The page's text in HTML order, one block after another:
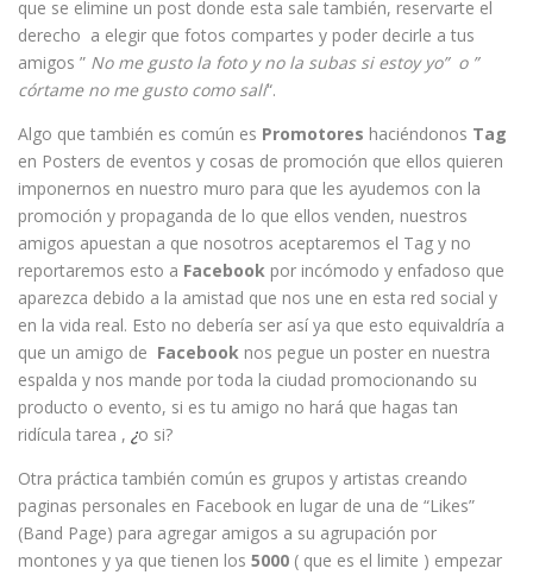
que se elimine un post donde esta sale también, reservarte el
derecho a elegir que fotos compartes y poder decirle a tus
amigos ” No me gusto la foto y no la subas si estoy yo” o ”
córtame no me gusto como salí“.
Algo que también es común es Promotores haciéndonos Tag
en Posters de eventos y cosas de promoción que ellos quieren
imponernos en nuestro muro para que les ayudemos con la
promoción y propaganda de lo que ellos venden, nuestros
amigos apuestan a que nosotros aceptaremos el Tag y no
reportaremos esto a Facebook por incómodo y enfadoso que
aparezca debido a la amistad que nos une en esta red social y
en la vida real. Esto no debería ser así ya que esto equivaldría a
que un amigo de Facebook nos pegue un poster en nuestra
espalda y nos mande por toda la ciudad promocionando su
producto o evento, si es tu amigo no hará que hagas tan
ridícula tarea , ¿o si?
Otra práctica también común es grupos y artistas creando
paginas personales en Facebook en lugar de una de “Likes”
(Band Page) para agregar amigos a su agrupación por
montones y ya que tienen los 5000 ( que es el limite ) empezar